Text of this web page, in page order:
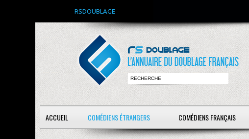
RSDOUBLAGE
ACCUEIL COMÉDIENS ÉTRANGERS COMÉDIENS FRANÇAIS